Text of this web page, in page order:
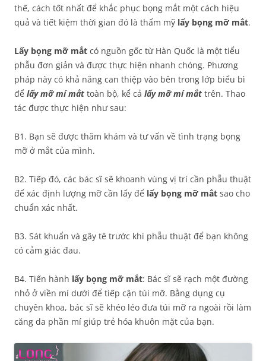
thế, cách tốt nhất để khắc phục bọng mắt một cách hiệu
quả và tiết kiệm thời gian đó là thẩm mỹ lấy bọng mỡ mắt.
Lấy bọng mỡ mắt có nguồn gốc từ Hàn Quốc là một tiểu
phẫu đơn giản và được thực hiện nhanh chóng. Phương
pháp này có khả năng can thiệp vào bên trong lớp biểu bì
để lấy mỡ mí mắt toàn bộ, kể cả lấy mỡ mí mắt trên. Thao
tác được thực hiện như sau:
B1. Bạn sẽ được thăm khám và tư vấn về tình trạng bọng
mỡ ở mắt của mình.
B2. Tiếp đó, các bác sĩ sẽ khoanh vùng vị trí cần phẫu thuật
để xác định lượng mỡ cần lấy để lấy bọng mỡ mắt sao cho
chuẩn xác nhất.
B3. Sát khuẩn và gây tê trước khi phẫu thuật để bạn không
có cảm giác đau.
B4. Tiến hành lấy bọng mỡ mắt: Bác sĩ sẽ rạch một đường
nhỏ ở viền mí dưới để tiếp cận túi mỡ. Bằng dụng cụ
chuyên khoa, bác sĩ sẽ khéo léo đưa túi mỡ ra ngoài rồi làm
căng da phần mí giúp trẻ hóa khuôn mặt của bạn.